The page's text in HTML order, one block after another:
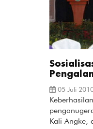
05 Juli
Kali Angke,